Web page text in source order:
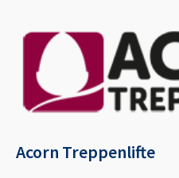
Acorn Treppenlifte